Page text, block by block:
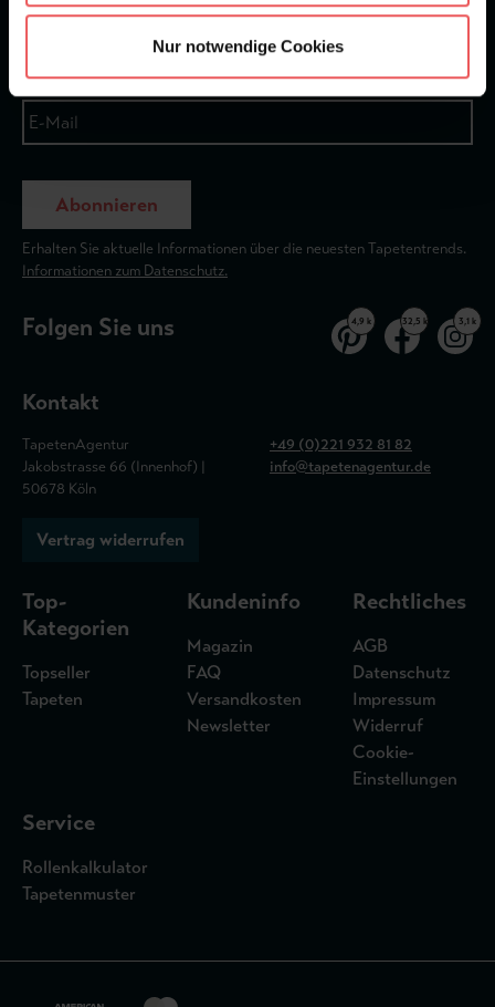
Nur notwendige Cookies
Abonnieren
Erhalten Sie aktuelle Informationen über die neuesten Tapetentrends.
Informationen zum Datenschutz.
Folgen Sie uns 4,9 k 32,5 k 3,1 k
Kontakt
TapetenAgentur
Jakobstrasse 66 (Innenhof) |
50678 Köln
+49 (0)221 932 81 82
info@tapetenagentur.de
Vertrag widerrufen
Top-
Kategorien
Topseller
Tapeten
Kundeninfo
Magazin
FAQ
Versandkosten
Newsletter
Rechtliches
AGB
Datenschutz
Impressum
Widerruf
Cookie-
Einstellungen
Service
Rollenkalkulator
Tapetenmuster